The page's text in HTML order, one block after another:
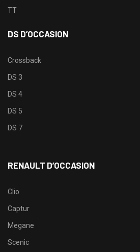
TT
DS D’OCCASION
Crossback
DS 3
DS 4
DS 5
DS 7
RENAULT D’OCCASION
Clio
Captur
Megane
Scenic